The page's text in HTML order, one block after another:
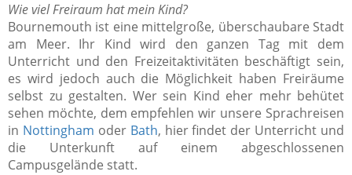
Wie viel Freiraum hat mein Kind?
Bournemouth ist eine mittelgroße, überschaubare Stadt
am Meer. Ihr Kind wird den ganzen Tag mit dem
Unterricht und den Freizeitaktivitäten beschäftigt sein,
es wird jedoch auch die Möglichkeit haben Freiräume
selbst zu gestalten. Wer sein Kind eher mehr behütet
sehen möchte, dem empfehlen wir unsere Sprachreisen
in Nottingham oder Bath, hier findet der Unterricht und
die Unterkunft auf einem abgeschlossenen
Campusgelände statt.